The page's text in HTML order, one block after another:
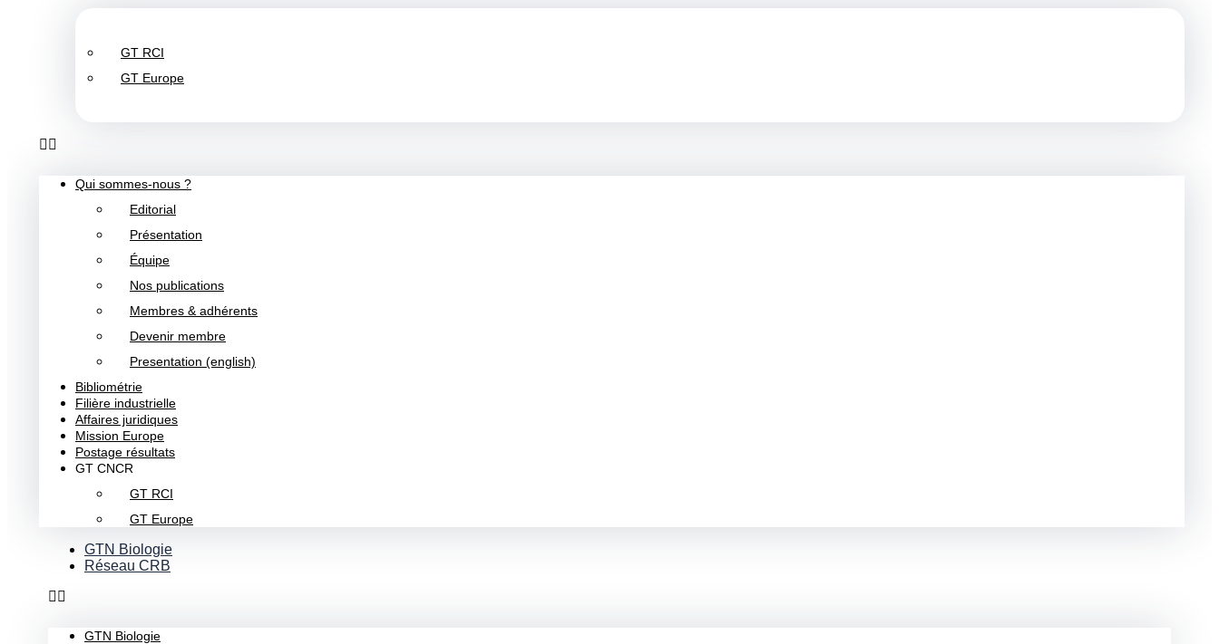
GT RCI
GT Europe
Qui sommes-nous ?
Editorial
Présentation
Équipe
Nos publications
Membres & adhérents
Devenir membre
Presentation (english)
Bibliométrie
Filière industrielle
Affaires juridiques
Mission Europe
Postage résultats
GT CNCR
GT RCI
GT Europe
GTN Biologie
Réseau CRB
GTN Biologie